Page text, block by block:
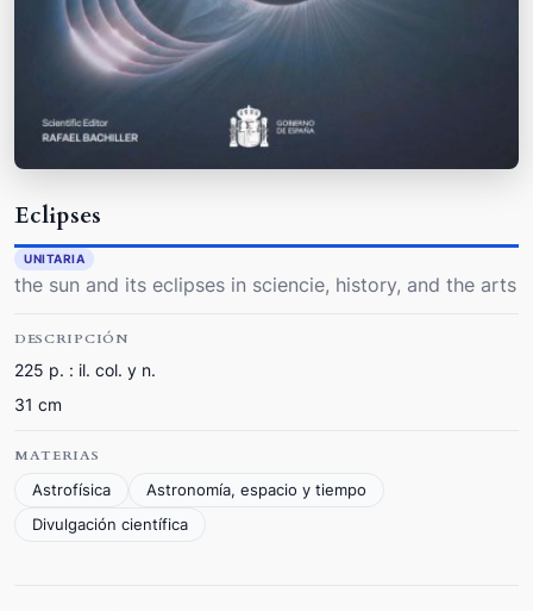
Eclipses
UNITARIA
the sun and its eclipses in sciencie, history, and the arts
DESCRIPCIÓN
225 p. : il. col. y n.
31 cm
MATERIAS
Astrofísica
Astronomía, espacio y tiempo
Divulgación científica